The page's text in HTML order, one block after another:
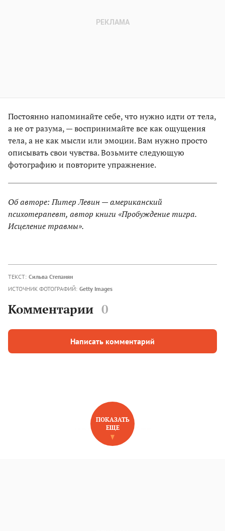
Постоянно напоминайте себе, что нужно идти от тела,
а не от разума, — воспринимайте все как ощущения
тела, а не как мысли или эмоции. Вам нужно просто
описывать свои чувства. Возьмите следующую
фотографию и повторите упражнение.
Об авторе: Питер Левин — американский
психотерапевт, автор книги «Пробуждение тигра.
Исцеление травмы».
ТЕКСТ: Сильва Степанян
ИСТОЧНИК ФОТОГРАФИЙ: Getty Images
Комментарии 0
Написать комментарий
НОВОЕ НА САЙТЕ
ПОКАЗАТЬ
ЕЩЕ